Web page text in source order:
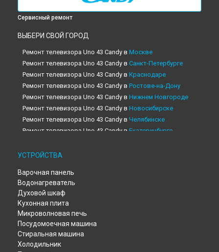
Сервисный ремонт
ВЫБЕРИ СВОЙ ГОРОД
Ремонт телевизора Uno 43 Candy в Москве
Ремонт телевизора Uno 43 Candy в Санкт-Петербурге
Ремонт телевизора Uno 43 Candy в Краснодаре
Ремонт телевизора Uno 43 Candy в Ростове-на-Дону
Ремонт телевизора Uno 43 Candy в Нижнем Новгороде
Ремонт телевизора Uno 43 Candy в Новосибирске
Ремонт телевизора Uno 43 Candy в Челябинске
Ремонт телевизора Uno 43 Candy в Екатеринбурге
Ремонт телевизора Uno 43 Candy в
Ремонт телевизора Uno 43 Candy в
Ремонт телевизора Uno 43 Candy в
Ремонт телевизора Uno 43 Candy в
Ремонт телевизора Uno 43 Candy в
Ремонт телевизора Uno 43 Candy в
Ремонт телевизора Uno 43 Candy в
Ремонт телевизора Uno 43 Candy в
УСТРОЙСТВА
Варочная панель
Водонагреватель
Духовой шкаф
Кухонная плита
Микроволновая печь
Посудомоечная машина
Стиральная машина
Холодильник